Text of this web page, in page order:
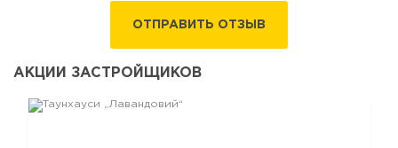
ОТПРАВИТЬ ОТЗЫВ
АКЦИИ ЗАСТРОЙЩИКОВ